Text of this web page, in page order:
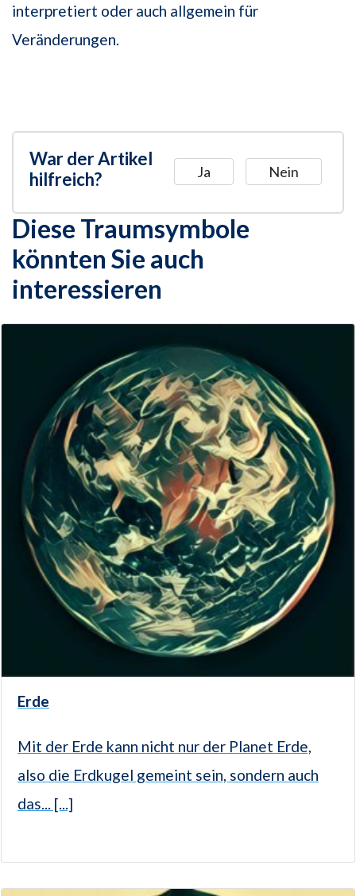
interpretiert oder auch allgemein für
Veränderungen.
War der Artikel
hilfreich?
Ja Nein
Diese Traumsymbole
könnten Sie auch
interessieren
Erde
Mit der Erde kann nicht nur der Planet Erde,
also die Erdkugel gemeint sein, sondern auch
das... [...]